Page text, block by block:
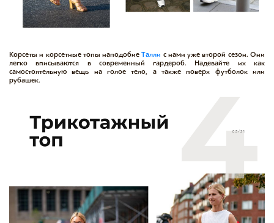
Корсеты и корсетные топы наподобиеТалли с нами уже второй сезон. Они
легко вписываются в современный гардероб. Надевайте их как
самостоятельную вещь на голое тело, а также поверх футболок или
рубашек.